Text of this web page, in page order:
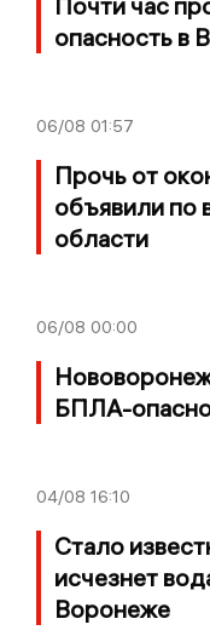
опасность в
06/08 01:57
Прочь от
объявили по
области
06/08 00:00
БПЛА-
04/08 16:10
Стало
исчезнет
Воронеже